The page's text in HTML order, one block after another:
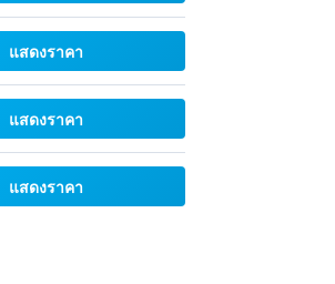
แสดงราคา
แสดงราคา
แสดงราคา